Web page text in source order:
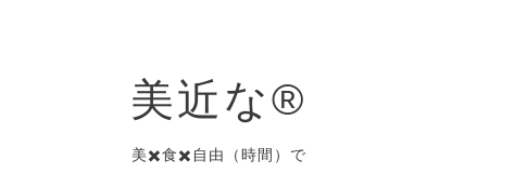
美近な®︎
美✖️食✖️自由（時間）で